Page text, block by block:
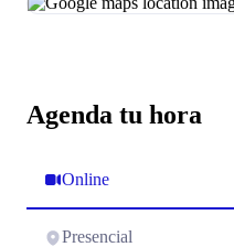
Agenda tu hora
Online
Presencial